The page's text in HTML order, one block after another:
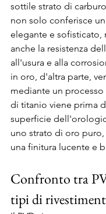
sottile strato di
non solo conferisce
elegante e sofisticato,
anche la resistenza
all'usura e alla
in oro, d'altra parte,
mediante un
di titanio viene prima
superficie
uno strato di oro
una finitura lucente e
Confronto tra
tipi di